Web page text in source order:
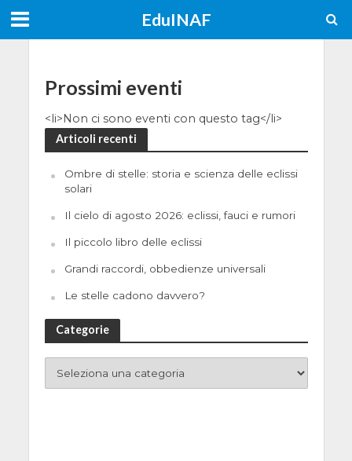
EduINAF
Prossimi eventi
<li>Non ci sono eventi con questo tag</li>
Articoli recenti
Ombre di stelle: storia e scienza delle eclissi
solari
Il cielo di agosto 2026: eclissi, fauci e rumori
Il piccolo libro delle eclissi
Grandi raccordi, obbedienze universali
Le stelle cadono davvero?
Categorie